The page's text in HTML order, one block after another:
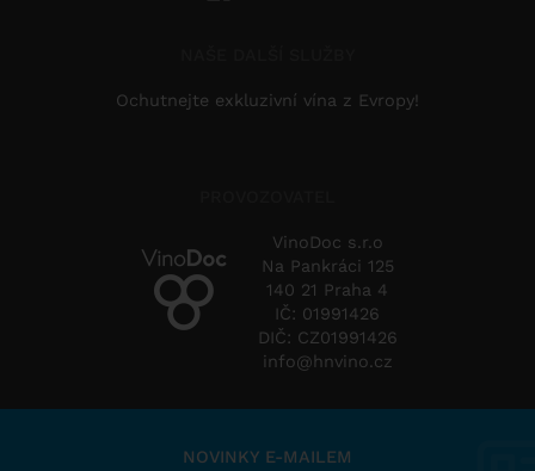
Ochutnejte exkluzivní vína z Evropy!
VinoDoc s.r.o
Na Pankráci 125
140 21 Praha 4
IČ: 01991426
DIČ: CZ01991426
info@hnvino.cz
NOVINKY E-MAILEM